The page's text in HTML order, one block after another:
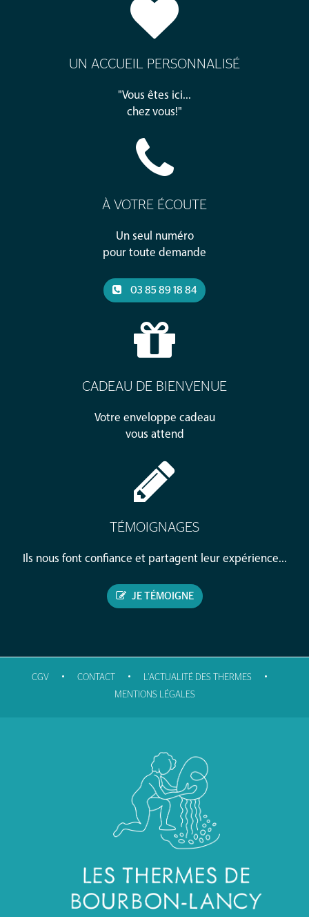
UN ACCUEIL PERSONNALISÉ
"Vous êtes ici...
chez vous!"
À VOTRE ÉCOUTE
Un seul numéro
pour toute demande
03 85 89 18 84
CADEAU DE BIENVENUE
Votre enveloppe cadeau
vous attend
TÉMOIGNAGES
Ils nous font confiance et partagent leur expérience...
JE TÉMOIGNE
CGV • CONTACT • L'ACTUALITÉ DES THERMES •
MENTIONS LÉGALES